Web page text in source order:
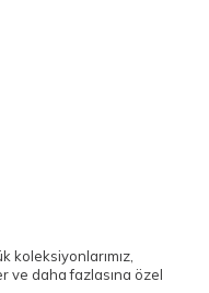
koleksiyonlarımız,
ve daha fazlasına özel